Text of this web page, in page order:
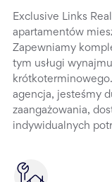
Exclusive Links
apartamentów
Zapewniamy
tym usługi
agencja, jesteśmy
zaangażowania,
indywidualnych